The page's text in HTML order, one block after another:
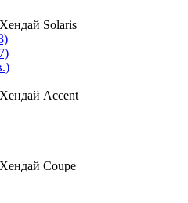
Solaris
Accent
Coupe